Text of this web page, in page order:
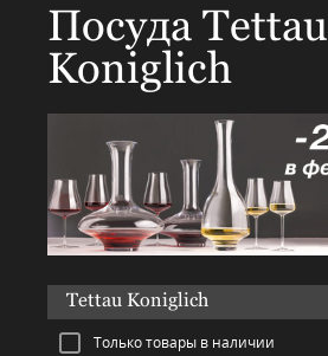
Посуда Tettau
Koniglich
Tettau Koniglich
Только товары в наличии